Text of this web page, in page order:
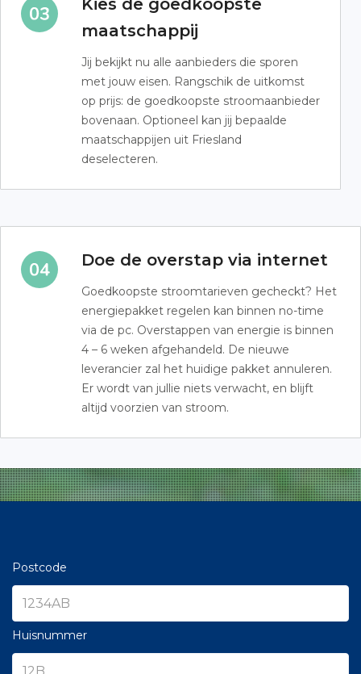
maatschappij
Jij bekijkt nu alle aanbieders die sporen
met jouw eisen. Rangschik de uitkomst
op prijs: de goedkoopste stroomaanbieder
bovenaan. Optioneel kan jij bepaalde
maatschappijen uit Friesland
deselecteren.
Doe de overstap via internet
Goedkoopste stroomtarieven gecheckt? Het
energiepakket regelen kan binnen no-time
via de pc. Overstappen van energie is binnen
4 – 6 weken afgehandeld. De nieuwe
leverancier zal het huidige pakket annuleren.
Er wordt van jullie niets verwacht, en blijft
altijd voorzien van stroom.
Postcode
Huisnummer